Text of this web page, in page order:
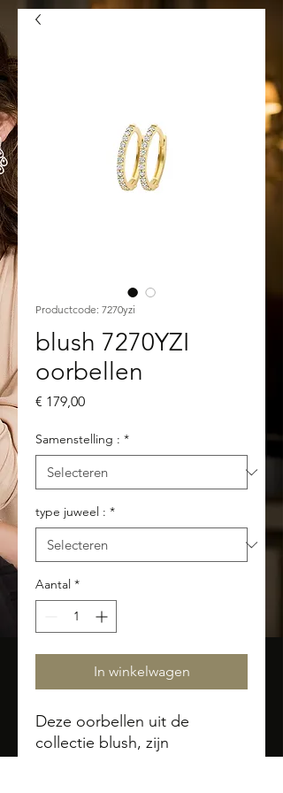
Productcode: 7270yzi
blush 7270YZI
oorbellen
€ 179,00Prijs
Samenstelling : *
type juweel : *
Aantal *
In winkelwagen
Deze oorbellen uit de
collectie blush, zijn